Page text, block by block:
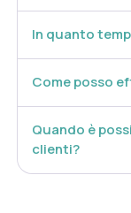
In quanto
Come posso
Quando è
clienti?